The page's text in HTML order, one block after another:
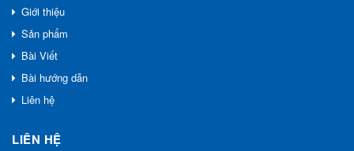
Giới thiệu
Sản phẩm
Bài Viết
Bài hướng dẫn
Liên hệ
LIÊN HỆ